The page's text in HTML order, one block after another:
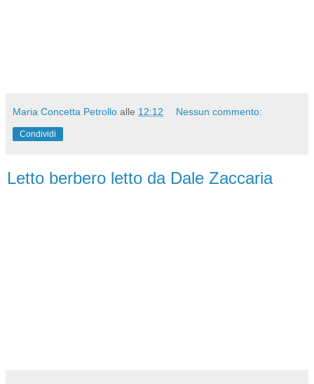
Maria Concetta Petrollo alle 12:12 Nessun commento:
Condividi
Letto berbero letto da Dale Zaccaria